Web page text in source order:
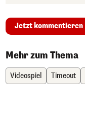
Jetzt kommentieren
Mehr zum Thema
Videospiel Timeout